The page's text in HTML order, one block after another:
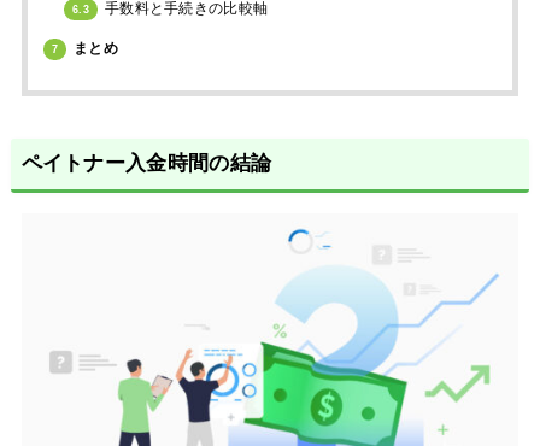
6.3 手数料と手続きの比較軸
7 まとめ
ペイトナー入金時間の結論